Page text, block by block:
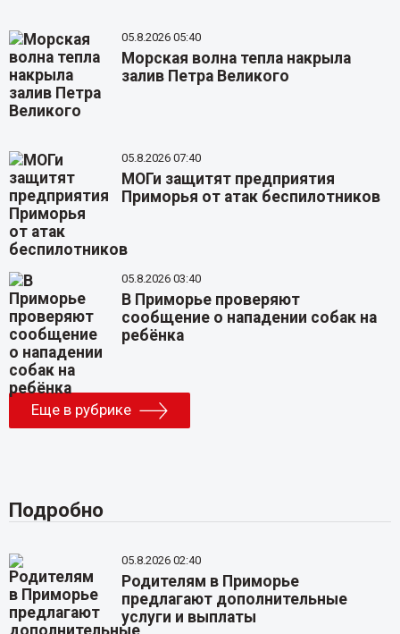
05.8.2026 05:40
Морская волна тепла накрыла
залив Петра Великого
05.8.2026 07:40
МОГи защитят предприятия
Приморья от атак беспилотников
05.8.2026 03:40
В Приморье проверяют
сообщение о нападении собак на
ребёнка
Еще в рубрике
Подробно
05.8.2026 02:40
Родителям в Приморье
предлагают дополнительные
услуги и выплаты